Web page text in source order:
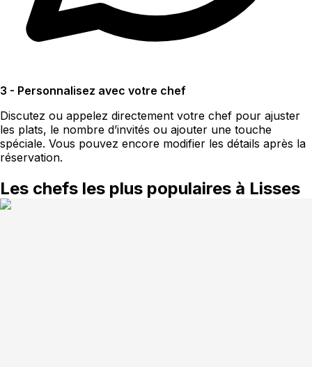
3 - Personnalisez avec votre chef
Discutez ou appelez directement votre chef pour ajuster
les plats, le nombre d’invités ou ajouter une touche
spéciale. Vous pouvez encore modifier les détails après la
réservation.
Les chefs les plus populaires à Lisses